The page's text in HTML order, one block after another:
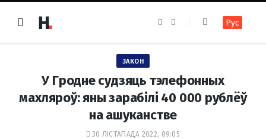
e
k
t
a
m
Рус
ЗАКОН
У Гродне судзяць тэлефонных
махляроў: яны зарабілі 40 000 рублёў
на ашуканстве
30 ЛІСТАПАДА 2022, 09:05